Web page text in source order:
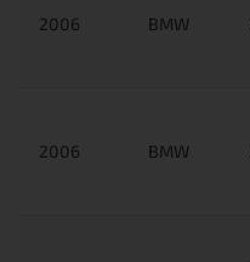
2006 BMW
2006 BMW